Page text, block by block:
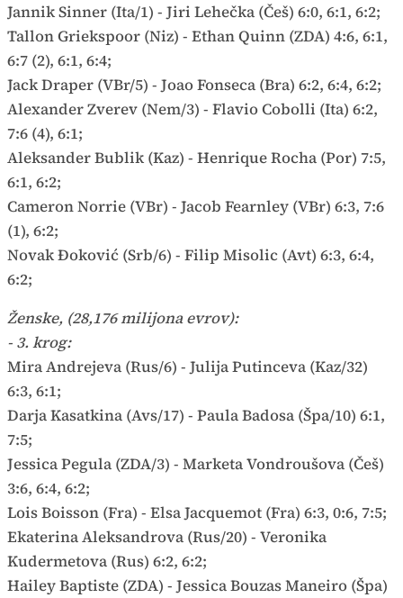
Jannik Sinner (Ita/1) - Jiri Lehečka (Češ) 6:0, 6:1, 6:2;
Tallon Griekspoor (Niz) - Ethan Quinn (ZDA) 4:6, 6:1,
6:7 (2), 6:1, 6:4;
Jack Draper (VBr/5) - Joao Fonseca (Bra) 6:2, 6:4, 6:2;
Alexander Zverev (Nem/3) - Flavio Cobolli (Ita) 6:2,
7:6 (4), 6:1;
Aleksander Bublik (Kaz) - Henrique Rocha (Por) 7:5,
6:1, 6:2;
Cameron Norrie (VBr) - Jacob Fearnley (VBr) 6:3, 7:6
(1), 6:2;
Novak Đoković (Srb/6) - Filip Misolic (Avt) 6:3, 6:4,
6:2;
Ženske, (28,176 milijona evrov):
- 3. krog:
Mira Andrejeva (Rus/6) - Julija Putinceva (Kaz/32)
6:3, 6:1;
Darja Kasatkina (Avs/17) - Paula Badosa (Špa/10) 6:1,
7:5;
Jessica Pegula (ZDA/3) - Marketa Vondroušova (Češ)
3:6, 6:4, 6:2;
Lois Boisson (Fra) - Elsa Jacquemot (Fra) 6:3, 0:6, 7:5;
Ekaterina Aleksandrova (Rus/20) - Veronika
Kudermetova (Rus) 6:2, 6:2;
Hailey Baptiste (ZDA) - Jessica Bouzas Maneiro (Špa)